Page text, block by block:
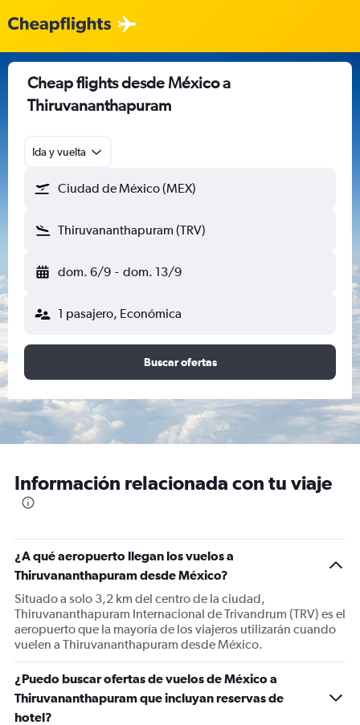
Cheap flights desde México a
Thiruvananthapuram
Ida y vuelta
Ciudad de México (MEX)
Thiruvananthapuram (TRV)
dom. 6/9 - dom. 13/9
1 pasajero, Económica
Buscar ofertas
Información relacionada con tu viaje
¿A qué aeropuerto llegan los vuelos a
Thiruvananthapuram desde México?
Situado a solo 3,2 km del centro de la ciudad,
Thiruvananthapuram Internacional de Trivandrum (TRV) es el
aeropuerto que la mayoría de los viajeros utilizarán cuando
vuelen a Thiruvananthapuram desde México.
¿Puedo buscar ofertas de vuelos de México a
Thiruvananthapuram que incluyan reservas de
hotel?